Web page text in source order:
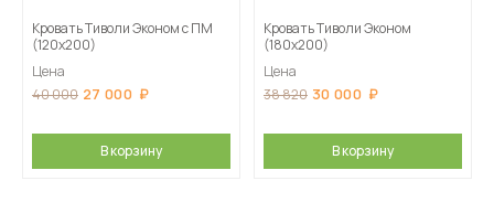
Кровать Тиволи Эконом с ПМ
(120х200)
Цена
40 000 27 000
В корзину
Кровать Тиволи Эконом
(180х200)
Цена
38 820 30 000
В корзину